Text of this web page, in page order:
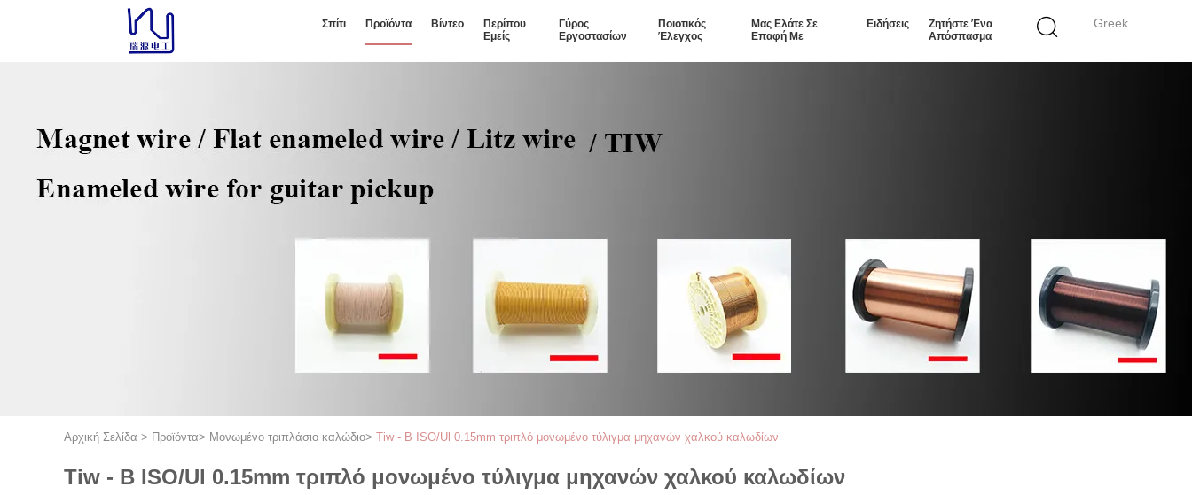
Greek
Σπίτι Προϊόντα Βίντεο
Περίπου
Εμείς
Γύρος
Εργοστασίων
Ποιοτικός
Έλεγχος
Μας Ελάτε Σε
Επαφή Με
Ειδήσεις
Ζητήστε Ένα
Απόσπασμα
Αρχική Σελίδα > Προϊόντα> Μονωμένο τριπλάσιο καλώδιο> Tiw - Β ISO/Ul 0.15mm τριπλό μονωμένο τύλιγμα μηχανών χαλκού καλωδίων
Tiw - Β ISO/Ul 0.15mm τριπλό μονωμένο τύλιγμα μηχανών χαλκού καλωδίων